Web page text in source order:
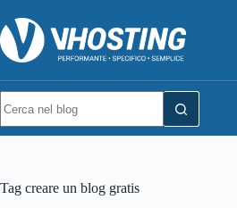
Tag creare un blog gratis